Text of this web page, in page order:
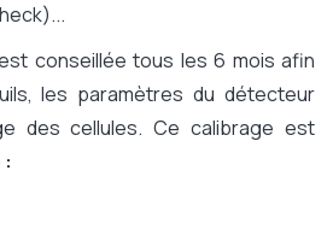
conseillée tous les 6 mois afin
les paramètres du détecteur
des cellules. Ce calibrage est
: